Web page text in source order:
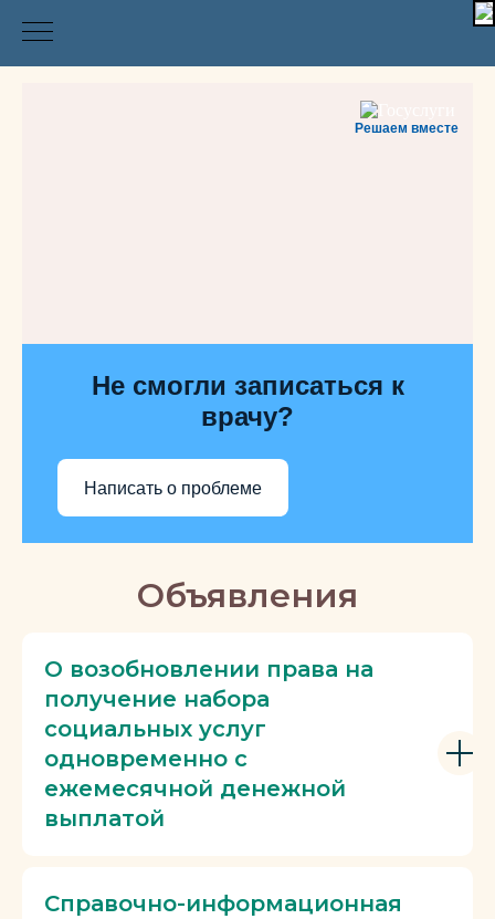
Решаем вместе
Не смогли записаться к
врачу?
Написать о проблеме
Объявления
О возобновлении права на
получение набора
социальных услуг
одновременно с
ежемесячной денежной
выплатой
Справочно-информационная